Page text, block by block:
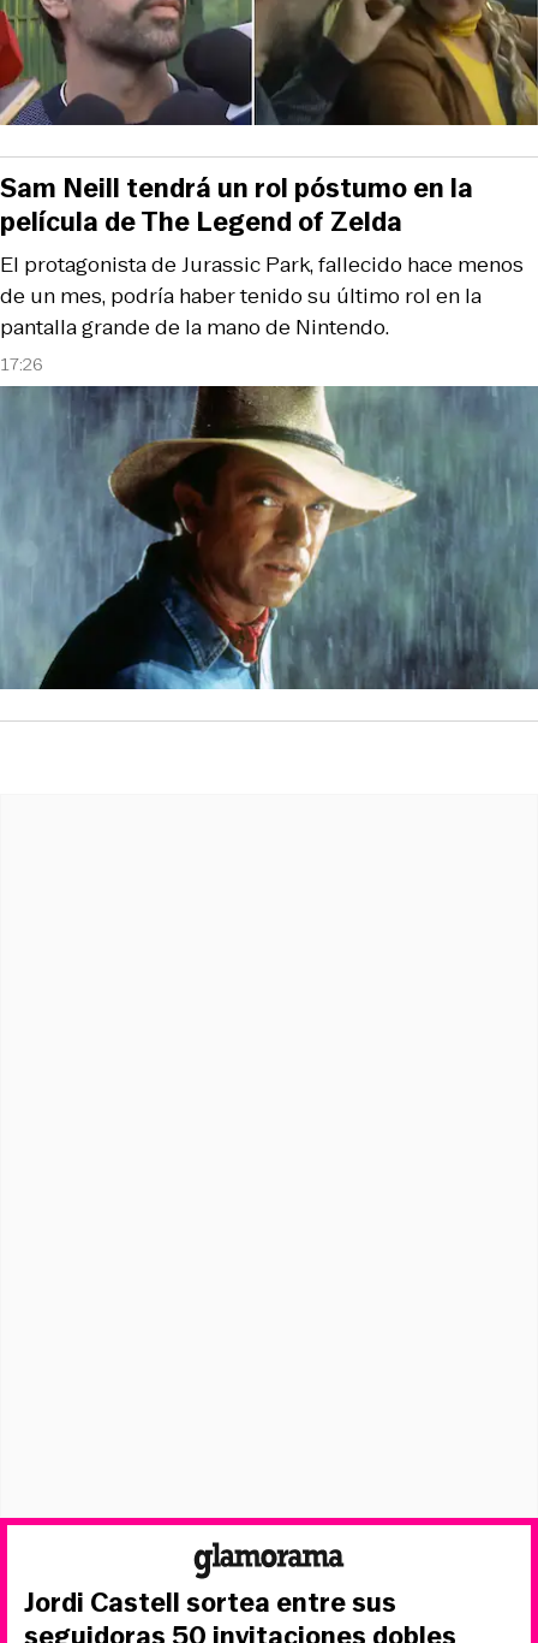
17:26
El protagonista de Jurassic Park, fallecido hace menos
de un mes, podría haber tenido su último rol en la
pantalla grande de la mano de Nintendo.
Sam Neill tendrá un rol póstumo en la
película de The Legend of Zelda
Jordi Castell sortea entre sus